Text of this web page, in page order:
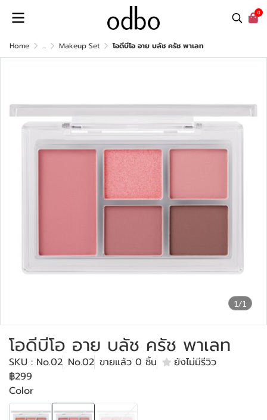
0
Home ... Makeup Set โอดีบีโอ อาย บลัช ครัช พาเลท
1/1
โอดีบีโอ อาย บลัช ครัช พาเลท
SKU : No.02 No.02 ขายแล้ว 0 ชิ้น
ยังไม่มีรีวิว
฿299
Color